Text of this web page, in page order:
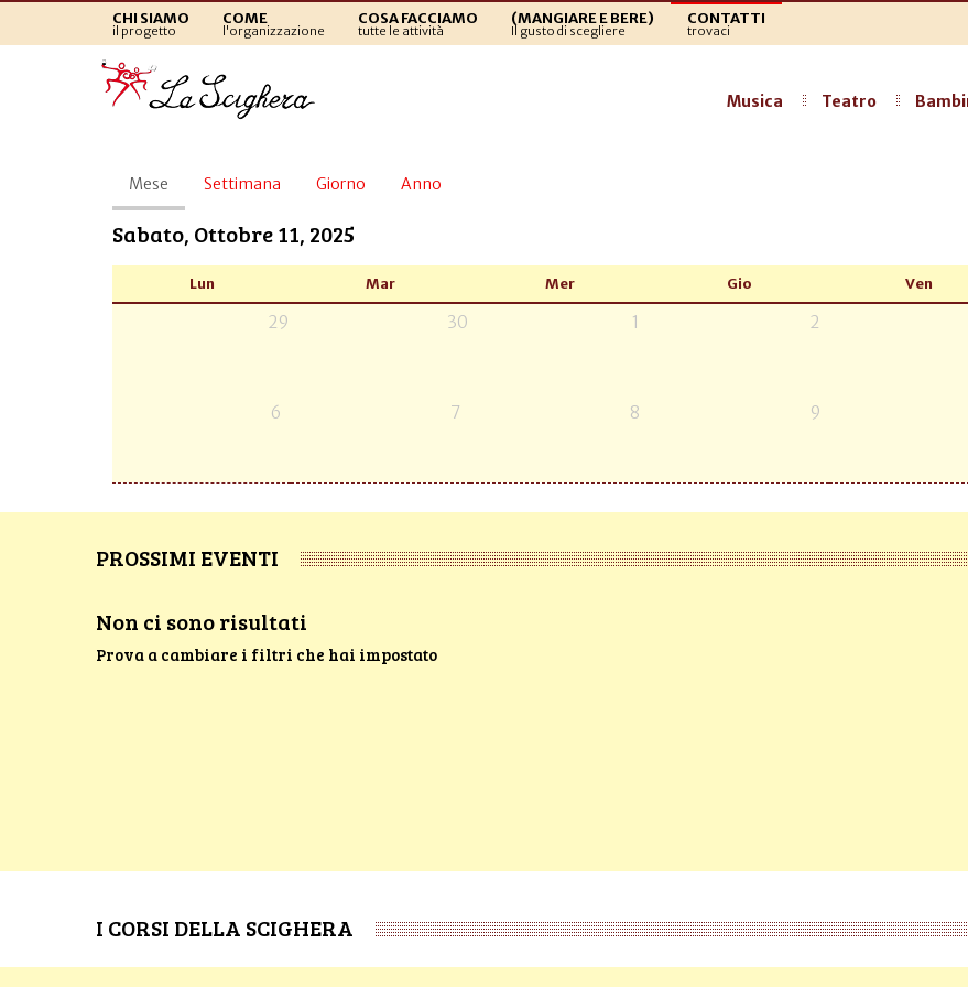
CHI SIAMO
il progetto
COME
l'organizzazione
COSA FACCIAMO
tutte le attività
(MANGIARE E BERE)
Il gusto di scegliere
CONTATTI
trovaci
Musica Teatro
Schede
primarie
Mese (scheda
attiva)
Settimana Giorno Anno
Sabato, Ottobre 11, 2025
Lun Mar Mer Gio Ven
29 30 1 2
6 7 8 9
PROSSIMI EVENTI
Non ci sono risultati
Prova a cambiare i filtri che hai impostato
I CORSI DELLA SCIGHERA